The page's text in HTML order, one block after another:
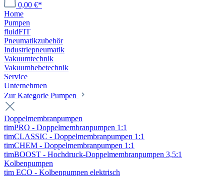
0,00 €*
Home
Pumpen
fluidFIT
Pneumatikzubehör
Industriepneumatik
Vakuumtechnik
Vakuumhebetechnik
Service
Unternehmen
Zur Kategorie Pumpen
Doppelmembranpumpen
timPRO - Doppelmembranpumpen 1:1
timCLASSIC - Doppelmembranpumpen 1:1
timCHEM - Doppelmembranpumpen 1:1
timBOOST - Hochdruck-Doppelmembranpumpen 3,5:1
Kolbenpumpen
tim ECO - Kolbenpumpen elektrisch